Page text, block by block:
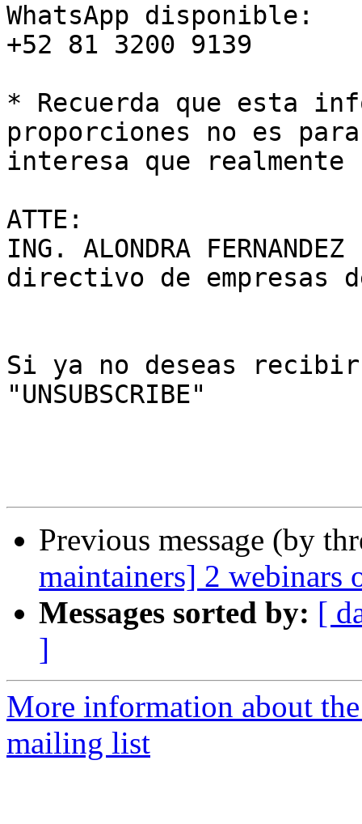
WhatsApp disponible:
+52 81 3200 9139
* Recuerda que esta
proporciones no es
interesa que
ATTE:
ING. ALONDRA FERNANDEZ
directivo de empresas
Si ya no deseas
"UNSUBSCRIBE"
Previous message (by
maintainers] 2 webinars
Messages sorted by: [
]
More information about
mailing list